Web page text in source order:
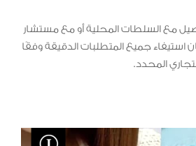
مع السلطات المحلية أو مع مستشار
استيفاء جميع المتطلبات الدقيقة وفقًا
المحدد.